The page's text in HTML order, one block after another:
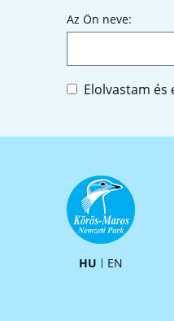
Az Ön neve:
Elolvastam és
HU EN